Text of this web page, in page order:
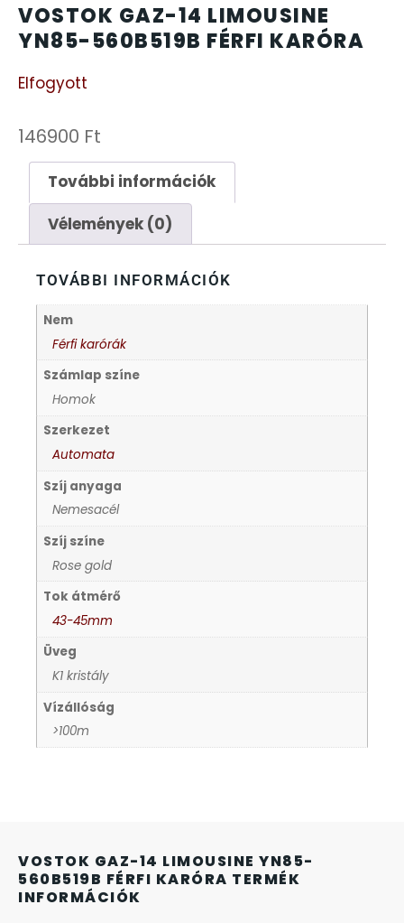
VOSTOK GAZ-14 LIMOUSINE
YN85-560B519B FÉRFI KARÓRA
Elfogyott
146900 Ft
További információk
Vélemények (0)
TOVÁBBI INFORMÁCIÓK
Nem
Férfi karórák
Számlap színe
Homok
Szerkezet
Automata
Szíj anyaga
Nemesacél
Szíj színe
Rose gold
Tok átmérő
43-45mm
Üveg
K1 kristály
Vízállóság
>100m
VOSTOK GAZ-14 LIMOUSINE YN85-
560B519B FÉRFI KARÓRA TERMÉK
INFORMÁCIÓK
FALIÓRÁK
FÉMCSATOK
FESTINA
FIGURÁS ÉBRESZTŐÓRÁK
FRANCIS DELON
FREELOOK
GUESS KARÓRÁK
HÁLÓZATI ÓRÁK
HOLLÓHÁZI PORCELÁN
ICE WATCH
KANDALLÓÓRÁK
KENNETH COLE
LORUS
LOTUS STYLE
MÁRKÁS KARÓRA SZÍJAK
OKOSÓRA SZÍJAK